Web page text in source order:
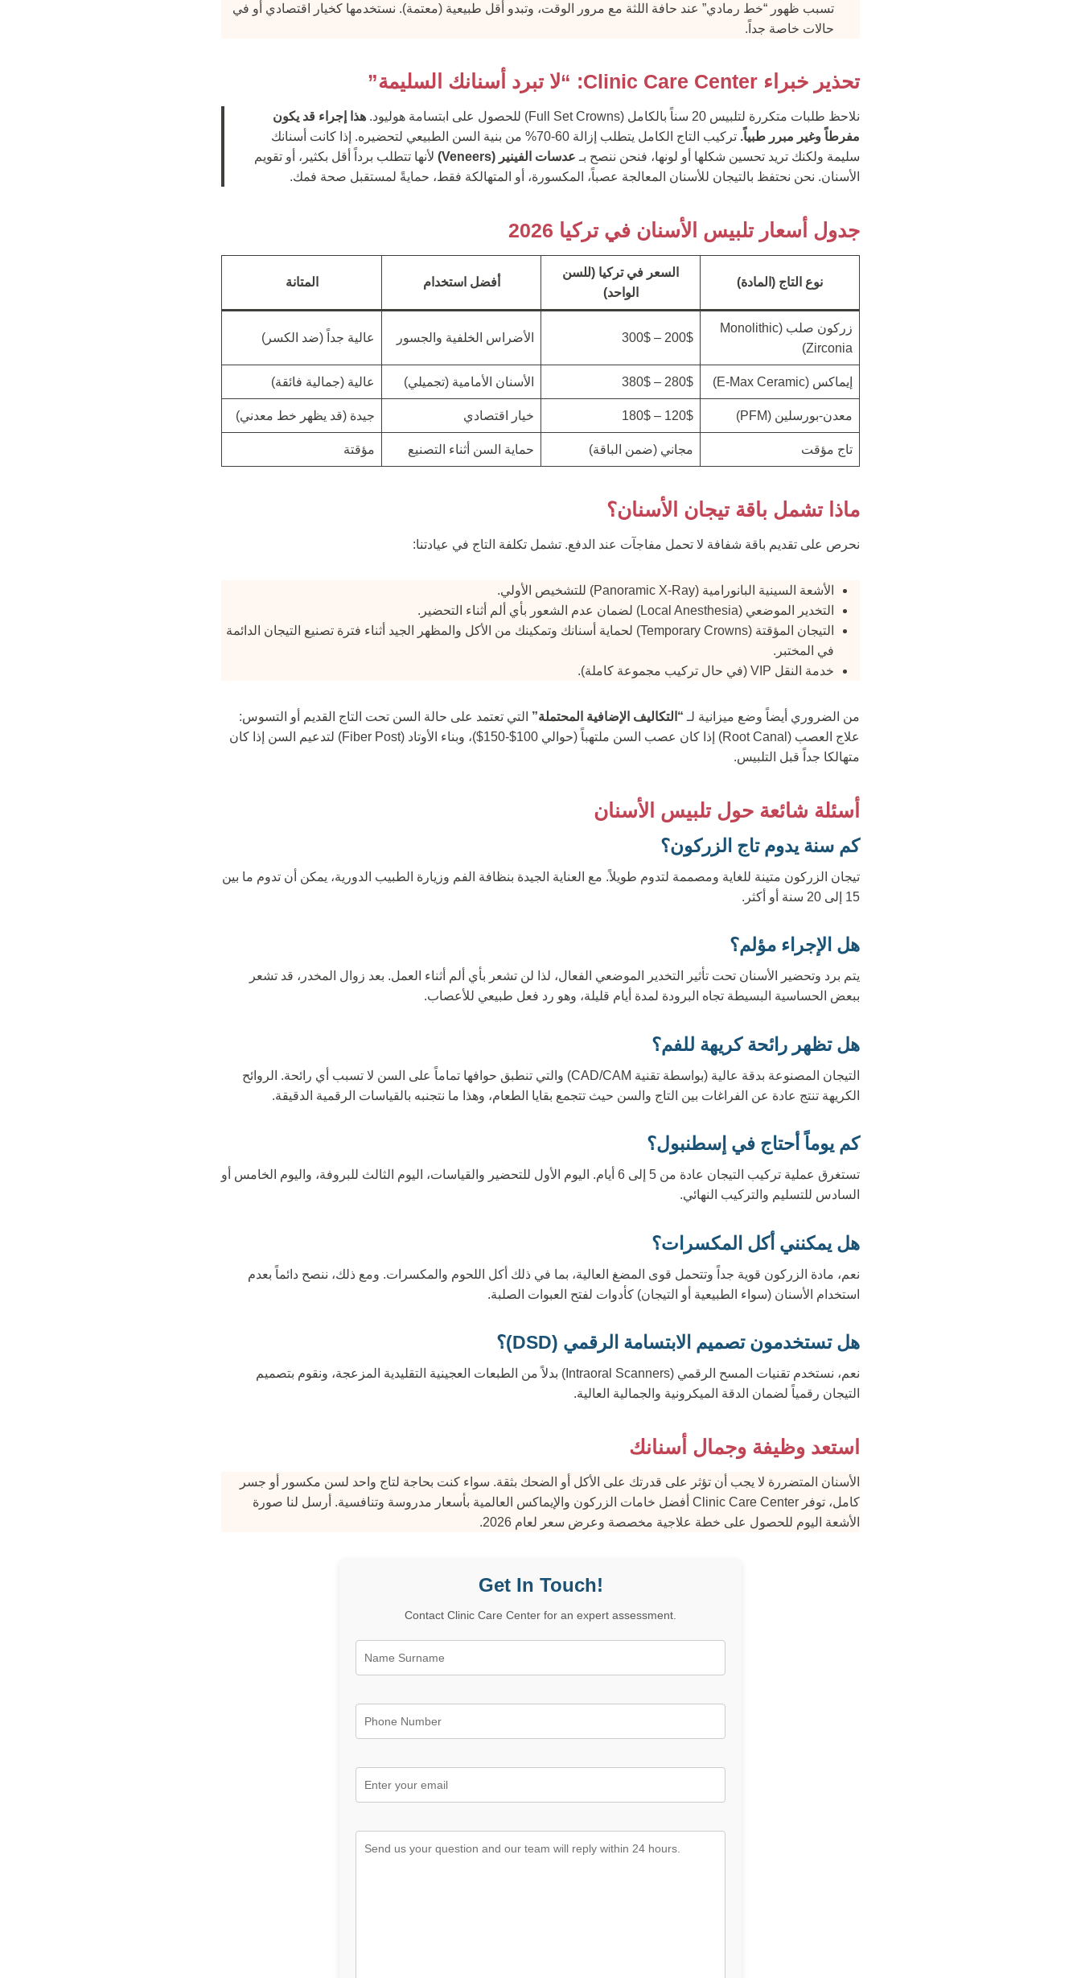
تسبب ظهور “خط رمادي” عند حافة اللثة مع مرور الوقت، وتبدو أقل طبيعية (معتمة). نستخدمها كخيار اقتصادي أو في
حالات خاصة جداً.
تحذير خبراء Clinic Care Center: “لا تبرد أسنانك السليمة”
نلاحظ طلبات متكررة لتلبيس 20 سناً بالكامل (Full Set Crowns) للحصول على ابتسامة هوليود.
هذا إجراء قد يكون
مفرطاً وغير مبرر طبياً.
تركيب التاج الكامل يتطلب إزالة 60-70% من بنية السن الطبيعي لتحضيره. إذا كانت أسنانك
سليمة ولكنك تريد تحسين شكلها أو لونها، فنحن ننصح بـ عدسات الفينير (Veneers)
لأنها تتطلب برداً أقل بكثير، أو تقويم
الأسنان. نحن نحتفظ بالتيجان للأسنان المعالجة عصباً، المكسورة، أو المتهالكة فقط، حمايةً لمستقبل صحة فمك.
جدول أسعار تلبيس الأسنان في تركيا 2026
نوع التاج (المادة)
السعر في تركيا (للسن
الواحد)
أفضل استخدام المتانة
زركون صلب (Monolithic
Zirconia)
200$ – 300$ الأضراس الخلفية والجسور عالية جداً (ضد الكسر)
إيماكس (E-Max Ceramic) 280$ – 380$ الأسنان الأمامية (تجميلي) عالية (جمالية فائقة)
معدن-بورسلين (PFM) 120$ – 180$ خيار اقتصادي جيدة (قد يظهر خط معدني)
تاج مؤقت مجاني (ضمن الباقة) حماية السن أثناء التصنيع مؤقتة
ماذا تشمل باقة تيجان الأسنان؟
نحرص على تقديم باقة شفافة لا تحمل مفاجآت عند الدفع. تشمل تكلفة التاج في عيادتنا:
الأشعة السينية البانورامية (Panoramic X-Ray) للتشخيص الأولي.
التخدير الموضعي (Local Anesthesia) لضمان عدم الشعور بأي ألم أثناء التحضير.
التيجان المؤقتة (Temporary Crowns) لحماية أسنانك وتمكينك من الأكل والمظهر الجيد أثناء فترة تصنيع التيجان الدائمة
في المختبر.
خدمة النقل VIP (في حال تركيب مجموعة كاملة).
من الضروري أيضاً وضع ميزانية لـ “التكاليف الإضافية المحتملة” التي تعتمد على حالة السن تحت التاج القديم أو التسوس:
علاج العصب (Root Canal) إذا كان عصب السن ملتهباً (حوالي 100$-150$)، وبناء الأوتاد (Fiber Post) لتدعيم السن إذا كان
متهالكا جداً قبل التلبيس.
أسئلة شائعة حول تلبيس الأسنان
كم سنة يدوم تاج الزركون؟
تيجان الزركون متينة للغاية ومصممة لتدوم طويلاً. مع العناية الجيدة بنظافة الفم وزيارة الطبيب الدورية، يمكن أن تدوم ما بين
15 إلى 20 سنة أو أكثر.
هل الإجراء مؤلم؟
يتم برد وتحضير الأسنان تحت تأثير التخدير الموضعي الفعال، لذا لن تشعر بأي ألم أثناء العمل. بعد زوال المخدر، قد تشعر
ببعض الحساسية البسيطة تجاه البرودة لمدة أيام قليلة، وهو رد فعل طبيعي للأعصاب.
هل تظهر رائحة كريهة للفم؟
التيجان المصنوعة بدقة عالية (بواسطة تقنية CAD/CAM) والتي تنطبق حوافها تماماً على السن لا تسبب أي رائحة. الروائح
الكريهة تنتج عادة عن الفراغات بين التاج والسن حيث تتجمع بقايا الطعام، وهذا ما نتجنبه بالقياسات الرقمية الدقيقة.
كم يوماً أحتاج في إسطنبول؟
تستغرق عملية تركيب التيجان عادة من 5 إلى 6 أيام. اليوم الأول للتحضير والقياسات، اليوم الثالث للبروفة، واليوم الخامس أو
السادس للتسليم والتركيب النهائي.
هل يمكنني أكل المكسرات؟
نعم، مادة الزركون قوية جداً وتتحمل قوى المضغ العالية، بما في ذلك أكل اللحوم والمكسرات. ومع ذلك، ننصح دائماً بعدم
استخدام الأسنان (سواء الطبيعية أو التيجان) كأدوات لفتح العبوات الصلبة.
هل تستخدمون تصميم الابتسامة الرقمي (DSD)؟
نعم، نستخدم تقنيات المسح الرقمي (Intraoral Scanners) بدلاً من الطبعات العجينية التقليدية المزعجة، ونقوم بتصميم
التيجان رقمياً لضمان الدقة الميكرونية والجمالية العالية.
استعد وظيفة وجمال أسنانك
الأسنان المتضررة لا يجب أن تؤثر على قدرتك على الأكل أو الضحك بثقة. سواء كنت بحاجة لتاج واحد لسن مكسور أو جسر
كامل، توفر Clinic Care Center أفضل خامات الزركون والإيماكس العالمية بأسعار مدروسة وتنافسية. أرسل لنا صورة
الأشعة اليوم للحصول على خطة علاجية مخصصة وعرض سعر لعام 2026.
Get In Touch!
Contact Clinic Care Center for an expert assessment.